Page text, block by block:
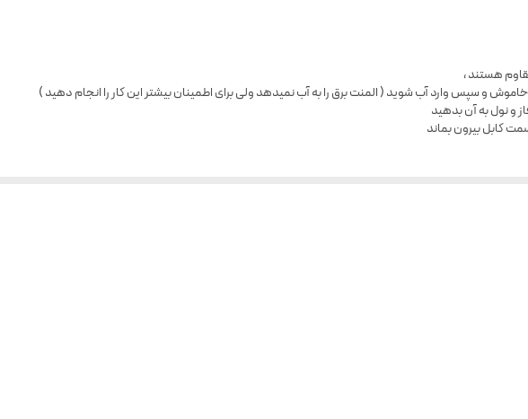
و سپس وارد آب شوید ( المنت برق را به آب نمیدهد ولی برای اطمینان بیشتر این کار را انجام دهید )
و نول به آن بدهید
کابل بیرون بماند